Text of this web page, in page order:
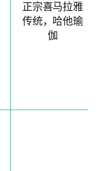
正宗喜马拉雅
传统，哈他瑜
伽